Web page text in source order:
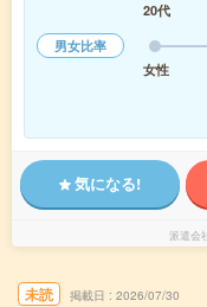
20代
男女比率
女性
気になる!
派遣会
未読 掲載日 2026/07/30